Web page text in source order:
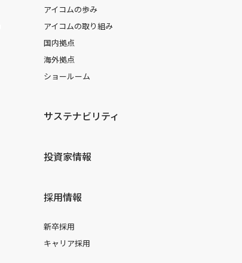
アイコムの歩み
アイコムの取り組み
国内拠点
海外拠点
ショールーム
サステナビリティ
投資家情報
採用情報
新卒採用
キャリア採用